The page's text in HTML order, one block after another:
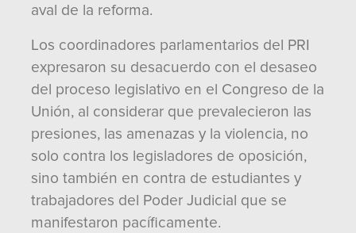
aval de la reforma.
Los coordinadores parlamentarios del PRI
expresaron su desacuerdo con el desaseo
del proceso legislativo en el Congreso de la
Unión, al considerar que prevalecieron las
presiones, las amenazas y la violencia, no
solo contra los legisladores de oposición,
sino también en contra de estudiantes y
trabajadores del Poder Judicial que se
manifestaron pacíficamente.